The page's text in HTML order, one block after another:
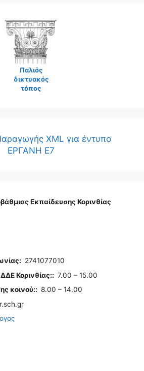
Παλιός
δικτυακός
τόπος
XML για έντυπο
ΕΡΓΑΝΗ Ε7
Εκπαίδευσης Κορινθίας
: 2741077010
Κορινθίας:: 7.00 – 15.00
κοινού:: 8.00 – 14.00